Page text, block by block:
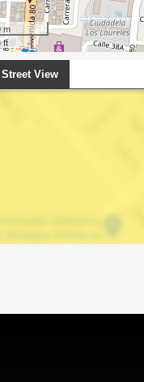
m
ft
Street View